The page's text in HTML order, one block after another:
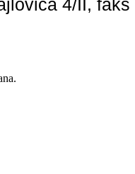
4/II,